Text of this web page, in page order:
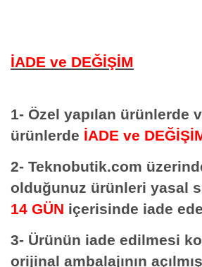
İADE ve DEĞİŞİM
1- Özel yapılan ürünlerde
ürünlerde İADE ve
2- Teknobutik.com
olduğunuz ürünleri yasal
14 GÜN içerisinde iade
3- Ürünün iade edilmesi
orijinal ambalajının